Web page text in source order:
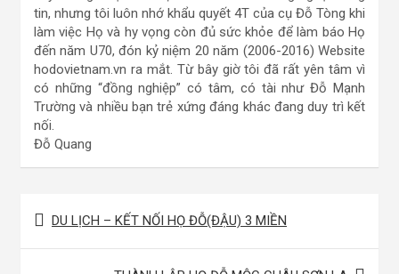
tin, nhưng tôi luôn nhớ khẩu quyết 4T của cụ Đỗ Tòng khi
làm việc Họ và hy vọng còn đủ sức khỏe để làm báo Họ
đến năm U70, đón kỷ niệm 20 năm (2006-2016) Website
hodovietnam.vn ra mắt. Từ bây giờ tôi đã rất yên tâm vì
có những “đồng nghiệp” có tâm, có tài như Đỗ Mạnh
Trường và nhiều bạn trẻ xứng đáng khác đang duy trì kết
nối.
Đỗ Quang
hướng
DU LỊCH – KẾT NỐI HỌ ĐỖ(ĐẬU) 3 MIỀN